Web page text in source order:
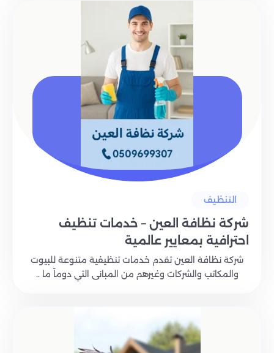
التنظيف
شركة نظافة العين – خدمات تنظيف
احترافية بمعايير عالمية
شركة نظافة العين تقدم خدمات تنظيفية متنوعة للبيوت
والمكاتب والشركات وغيرهم من المبانى التي دوماً ما ..